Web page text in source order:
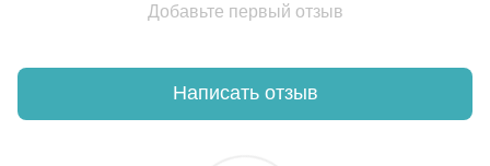
Добавьте первый отзыв
Написать отзыв